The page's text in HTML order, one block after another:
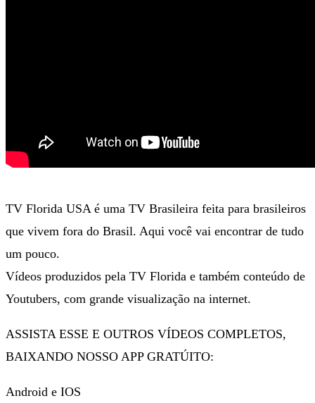
TV Florida USA é uma TV Brasileira feita para brasileiros
que vivem fora do Brasil. Aqui você vai encontrar de tudo
um pouco.
Vídeos produzidos pela TV Florida e também conteúdo de
Youtubers, com grande visualização na internet.
ASSISTA ESSE E OUTROS VÍDEOS COMPLETOS,
BAIXANDO NOSSO APP GRATÚITO:
Android e IOS